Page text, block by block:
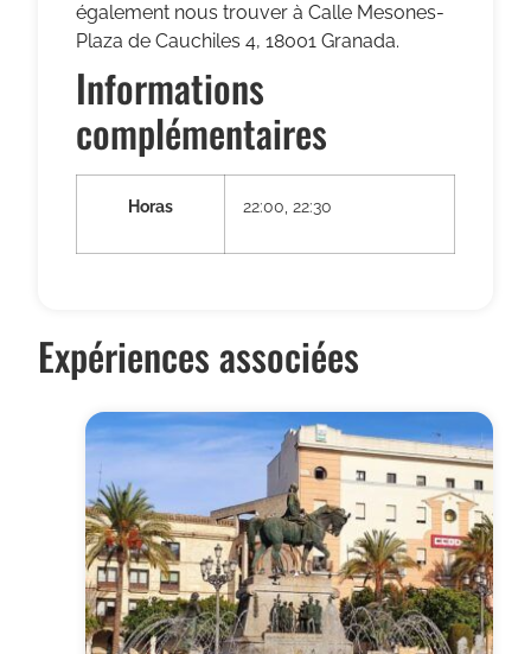
également nous trouver à Calle Mesones-
Plaza de Cauchiles 4, 18001 Granada.
Informations
complémentaires
Horas 22:00, 22:30
Expériences associées
Ce
produit
plusieurs
variations.
Les
options
peuvent